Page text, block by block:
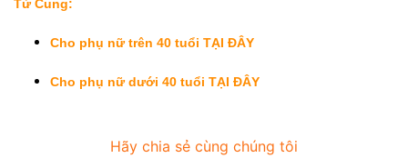
Tử Cung:
Cho phụ nữ trên 40 tuổi TẠI ĐÂY
Cho phụ nữ dưới 40 tuổi TẠI ĐÂY
Hãy chia sẻ cùng chúng tôi